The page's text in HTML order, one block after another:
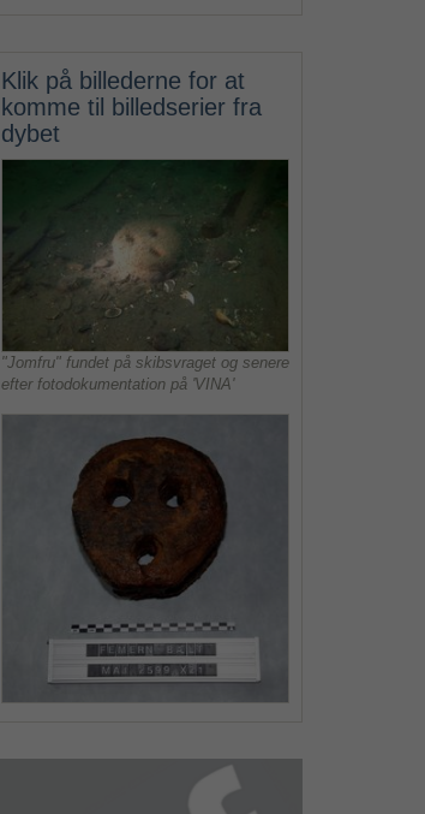
Klik på billederne for at
komme til billedserier fra
dybet
"Jomfru" fundet på skibsvraget og senere
efter fotodokumentation på 'VINA'